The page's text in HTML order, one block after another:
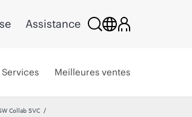
Assistance
Services Meilleures ventes
Collab SVC